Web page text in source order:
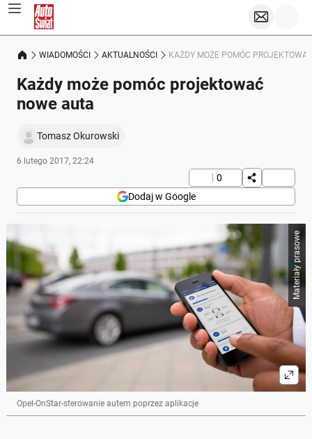
WIADOMOŚCI AKTUALNOŚCI KAŻDY MOŻE POMÓC
Każdy może pomóc projektować
nowe auta
Tomasz Okurowski
6 lutego 2017, 22:24
0
Dodaj w Google
Materiały prasowe
Opel-OnStar-sterowanie autem poprzez aplikacje